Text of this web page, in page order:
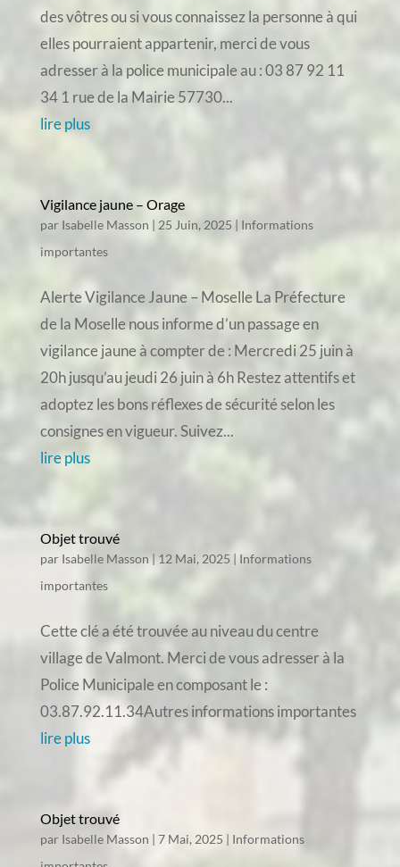
des vôtres ou si vous connaissez la personne à qui
elles pourraient appartenir, merci de vous
adresser à la police municipale au : 03 87 92 11
34 1 rue de la Mairie 57730...
lire plus
Vigilance jaune – Orage
par Isabelle Masson | 25 Juin, 2025 | Informations
importantes
Alerte Vigilance Jaune – Moselle La Préfecture
de la Moselle nous informe d’un passage en
vigilance jaune à compter de : Mercredi 25 juin à
20h jusqu’au jeudi 26 juin à 6h Restez attentifs et
adoptez les bons réflexes de sécurité selon les
consignes en vigueur. Suivez...
lire plus
Objet trouvé
par Isabelle Masson| 12 Mai, 2025 | Informations
importantes
Cette clé a été trouvée au niveau du centre
village de Valmont. Merci de vous adresser à la
Police Municipale en composant le :
03.87.92.11.34Autres informations importantes
lire plus
Objet trouvé
par Isabelle Masson | 7 Mai, 2025 | Informations